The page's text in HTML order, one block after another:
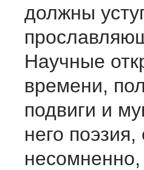
должны
Научные
времени,
подвиги и
него